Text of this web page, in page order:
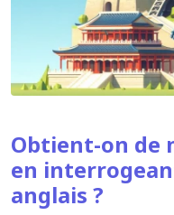
Obtient-on de
en
anglais ?